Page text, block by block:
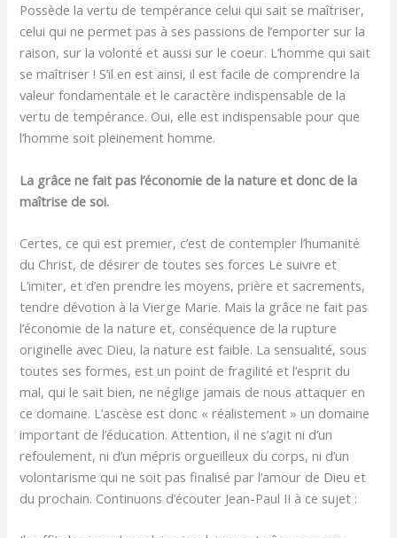
Possède la vertu de tempérance celui qui sait se maîtriser,
celui qui ne permet pas à ses passions de l’emporter sur la
raison, sur la volonté et aussi sur le coeur. L’homme qui sait
se maîtriser ! S’il en est ainsi, il est facile de comprendre la
valeur fondamentale et le caractère indispensable de la
vertu de tempérance. Oui, elle est indispensable pour que
l’homme soit pleinement homme.
La grâce ne fait pas l’économie de la nature et donc de la
maîtrise de soi.
Certes, ce qui est premier, c’est de contempler l’humanité
du Christ, de désirer de toutes ses forces Le suivre et
L’imiter, et d’en prendre les moyens, prière et sacrements,
tendre dévotion à la Vierge Marie. Mais la grâce ne fait pas
l’économie de la nature et, conséquence de la rupture
originelle avec Dieu, la nature est faible. La sensualité, sous
toutes ses formes, est un point de fragilité et l’esprit du
mal, qui le sait bien, ne néglige jamais de nous attaquer en
ce domaine. L’ascèse est donc « réalistement » un domaine
important de l’éducation. Attention, il ne s’agit ni d’un
refoulement, ni d’un mépris orgueilleux du corps, ni d’un
volontarisme qui ne soit pas finalisé par l’amour de Dieu et
du prochain. Continuons d’écouter Jean-Paul II à ce sujet :